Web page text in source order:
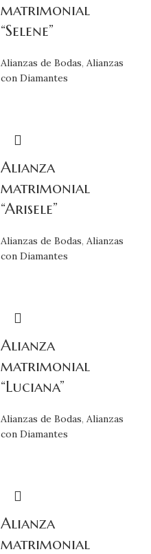
matrimonial
“Selene”
Alianzas de Bodas, Alianzas
con Diamantes
Alianza
matrimonial
“Arisele”
Alianzas de Bodas, Alianzas
con Diamantes
Alianza
matrimonial
“Luciana”
Alianzas de Bodas, Alianzas
con Diamantes
Alianza
matrimonial